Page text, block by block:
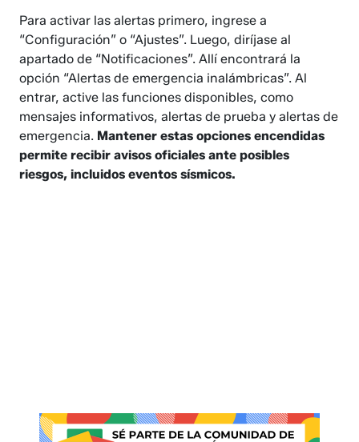
Para activar las alertas primero, ingrese a
“Configuración” o “Ajustes”. Luego, diríjase al
apartado de “Notificaciones”. Allí encontrará la
opción “Alertas de emergencia inalámbricas”. Al
entrar, active las funciones disponibles, como
mensajes informativos, alertas de prueba y alertas de
emergencia. Mantener estas opciones encendidas
permite recibir avisos oficiales ante posibles
riesgos, incluidos eventos sísmicos.